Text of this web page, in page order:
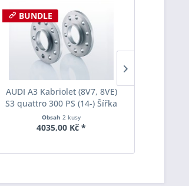
BUNDLE
AUDI A3 Kabriolet (8V7, 8VE)
S3 quattro 300 PS (14-) Šířka
rozchodu Eibach Pro-Spacer
S90-2-20-003 System2
Obsah2 kusy
4035,00 Kč *